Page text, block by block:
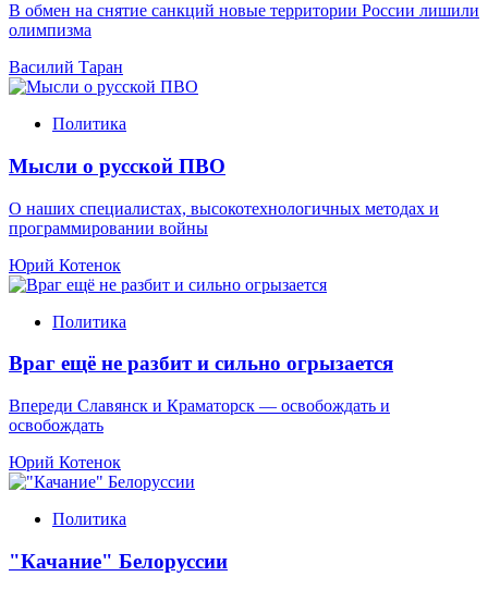
В обмен на снятие санкций новые территории России лишили
олимпизма
Василий Таран
Политика
Мысли о русской ПВО
О наших специалистах, высокотехнологичных методах и
программировании войны
Юрий Котенок
Политика
Враг ещё не разбит и сильно огрызается
Впереди Славянск и Краматорск — освобождать и
освобождать
Юрий Котенок
Политика
"Качание" Белоруссии